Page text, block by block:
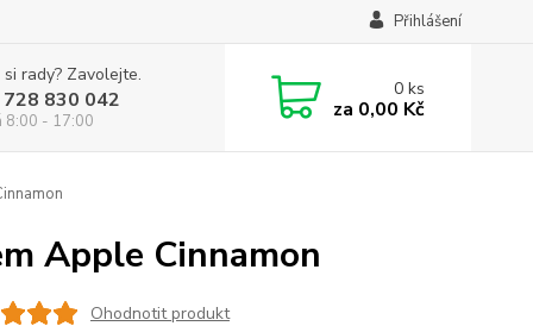
Přihlášení
rady? Zavolejte.
830 042
8:00 - 17:00
0ks
za 0,00 Kč
Apple Cinnamon
Ohodnotit produkt